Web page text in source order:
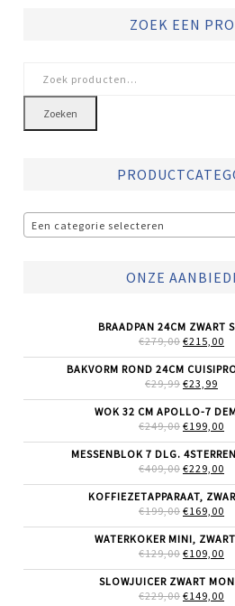
ZOEK EEN
naar:
Zoeken
Een categorie selecteren
ONZE
BRAADPAN 24CM ZWART
€279,00
WAS:
€279,00.
€215,00
BAKVORM ROND 24CM
€29,99
WAS:
€29,99.
€23,99
IS:
WOK 32 CM APOLLO-7
€249,00
WAS:
€249,00.
€199,00
IS:
MESSENBLOK 7 DLG.
€409,00
WAS:
€409,00.
€229,00
KOFFIEZETAPPARAAT,
€199,00
WAS:
€199,00.
€169,00
IS:
WATERKOKER MINI,
€129,00
WAS:
€129,00.
€109,00
SLOWJUICER ZWART
€229,00 €149,00